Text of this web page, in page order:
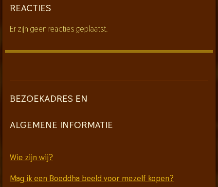
REACTIES
Er zijn geen reacties geplaatst.
BEZOEKADRES EN
ALGEMENE INFORMATIE
Wie zijn wij?
Mag ik een Boeddha beeld voor mezelf kopen?